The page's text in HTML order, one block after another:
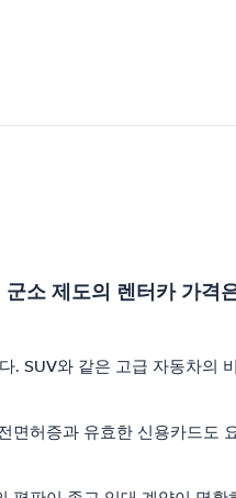
소 제도의 렌터카 가격
SUV와 같은 고급 자동차의
허증과 유효한 신용카드도